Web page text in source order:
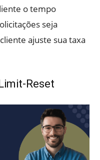
o tempo
seja
ajuste sua taxa
Reset